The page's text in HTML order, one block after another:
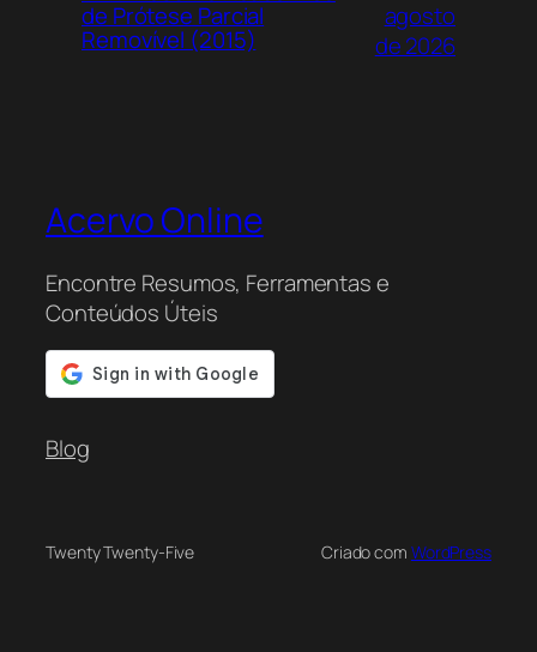
de Prótese Parcial
Removível (2015)
agosto
de 2026
Acervo Online
Encontre Resumos, Ferramentas e
Conteúdos Úteis
Blog
Twenty Twenty-Five Criado com WordPress